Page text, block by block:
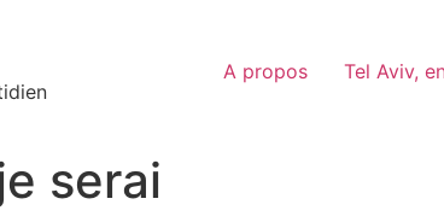
A propos Tel Aviv,
serai